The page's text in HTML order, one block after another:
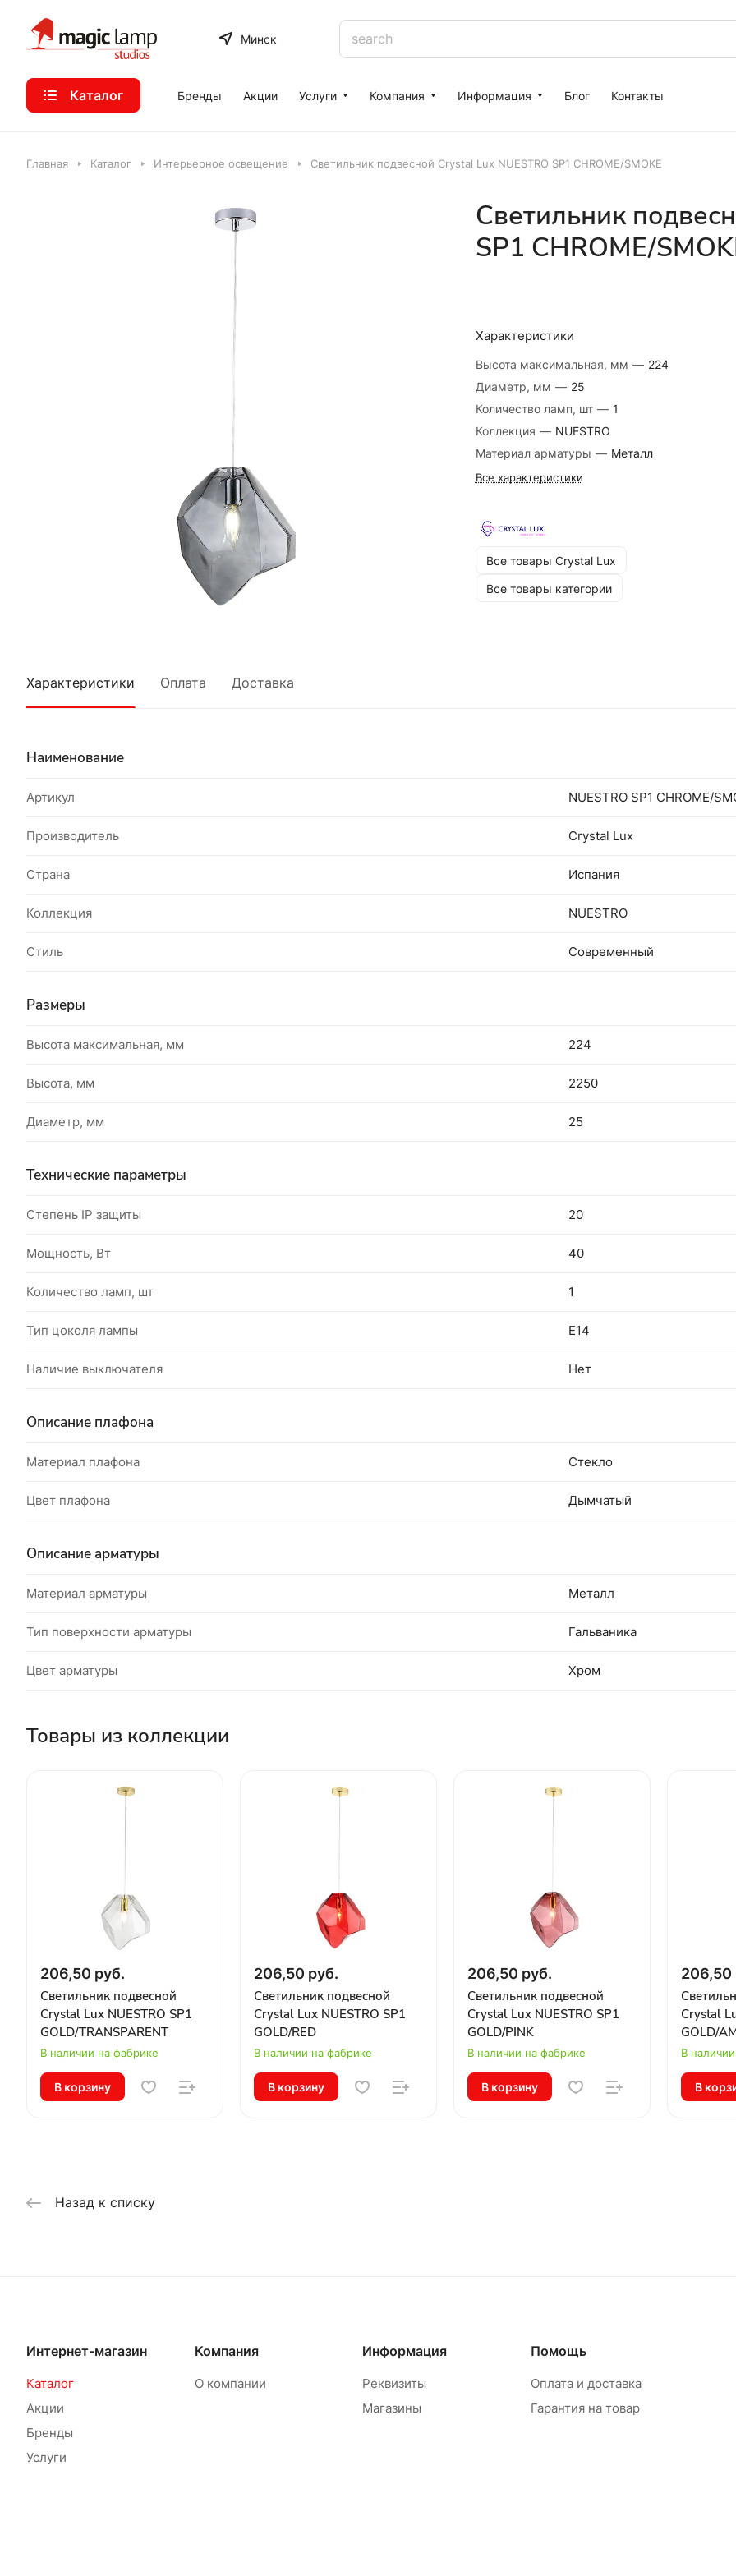
Минск
Каталог Бренды Акции Услуги Компания Информация Блог Контакты
Главная Каталог Интерьерное освещение Светильник подвесной Crystal Lux NUESTRO SP1 CHROME/SMOKE
Светильник
SP1 CHROME/
Характеристики
Высота максимальная, мм — 224
Диаметр, мм — 25
Количество ламп, шт — 1
Коллекция — NUESTRO
Материал арматуры — Металл
Все характеристики
Все товары Crystal Lux
Все товары категории
Характеристики Оплата Доставка
Наименование
Артикул NUESTRO SP1 CHROME/
Производитель Crystal Lux
Страна Испания
Коллекция NUESTRO
Стиль Современный
Размеры
Высота максимальная, мм 224
Высота, мм 2250
Диаметр, мм 25
Технические параметры
Степень IP защиты 20
Мощность, Вт 40
Количество ламп, шт 1
Тип цоколя лампы E14
Наличие выключателя Нет
Описание плафона
Материал плафона Стекло
Цвет плафона Дымчатый
Описание арматуры
Материал арматуры Металл
Тип поверхности арматуры Гальваника
Цвет арматуры Хром
Товары из коллекции
206,50 руб.
Светильник подвесной
Crystal Lux NUESTRO SP1
GOLD/TRANSPARENT
В наличии на фабрике
В корзину
206,50 руб.
Светильник подвесной
Crystal Lux NUESTRO SP1
GOLD/RED
В наличии на фабрике
В корзину
206,50 руб.
Светильник подвесной
Crystal Lux NUESTRO SP1
GOLD/PINK
В наличии на фабрике
В корзину
206,50
Crystal
GOLD/
В
В
Назад к списку
Интернет-магазин
Каталог
Акции
Бренды
Услуги
Компания
О компании
Информация
Реквизиты
Магазины
Помощь
Оплата и доставка
Гарантия на товар